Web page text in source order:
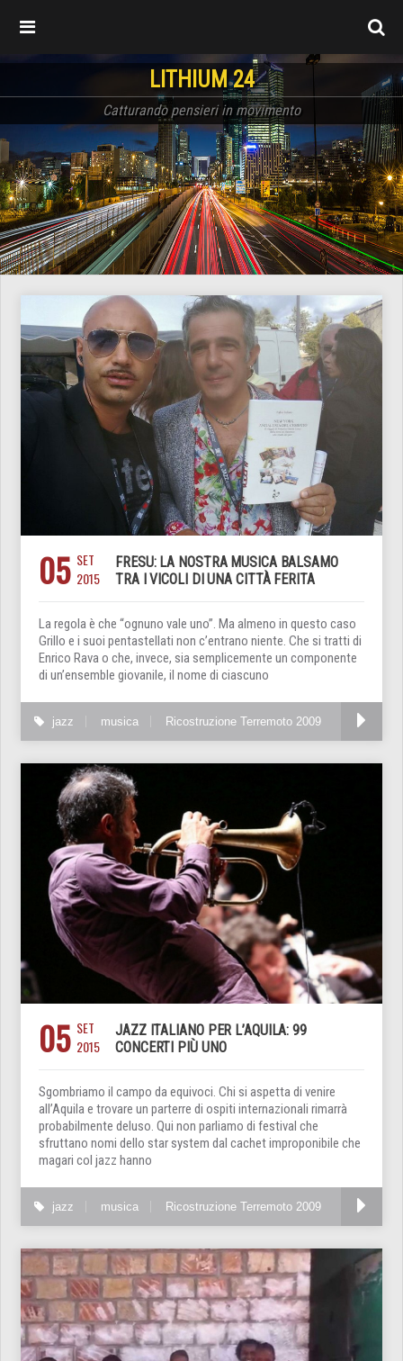
LITHIUM 24
Catturando pensieri in movimento
05 SET
2015
FRESU: LA NOSTRA MUSICA BALSAMO
TRA I VICOLI DI UNA CITTÀ FERITA
La regola è che “ognuno vale uno”. Ma almeno in questo caso
Grillo e i suoi pentastellati non c’entrano niente. Che si tratti di
Enrico Rava o che, invece, sia semplicemente un componente
di un’ensemble giovanile, il nome di ciascuno
jazz musica Ricostruzione Terremoto 2009
05 SET
2015
JAZZ ITALIANO PER L’AQUILA: 99
CONCERTI PIÙ UNO
Sgombriamo il campo da equivoci. Chi si aspetta di venire
all’Aquila e trovare un parterre di ospiti internazionali rimarrà
probabilmente deluso. Qui non parliamo di festival che
sfruttano nomi dello star system dal cachet improponibile che
magari col jazz hanno
jazz musica Ricostruzione Terremoto 2009